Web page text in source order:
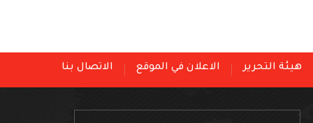
هيئة التحرير الاعلان في الموقع الاتصال بنا